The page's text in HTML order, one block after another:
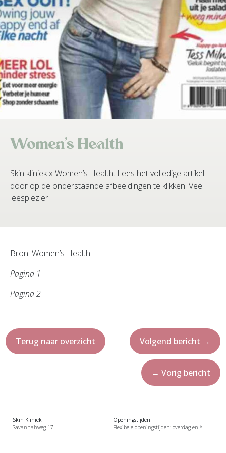
Women’s Health
Skin kliniek x Women’s Health. Lees het volledige artikel
door op de onderstaande afbeeldingen te klikken. Veel
leesplezier!
Bron: Women’s Health
Pagina 1
Pagina 2
Terug naar overzicht Volgend bericht →
← Vorig bericht
Skin Kliniek
Savannahweg 17
3542 AW Utrecht
Openingstijden
Flexibele openingstijden: overdag en ’s
avonds op afspraak.